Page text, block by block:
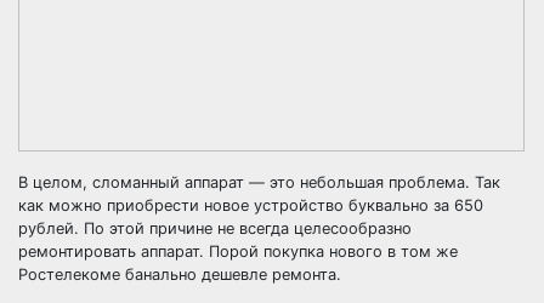
В целом, сломанный аппарат — это небольшая проблема. Так
как можно приобрести новое устройство буквально за 650
рублей. По этой причине не всегда целесообразно
ремонтировать аппарат. Порой покупка нового в том же
Ростелекоме банально дешевле ремонта.